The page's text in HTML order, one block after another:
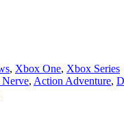
, Xbox One, Xbox Series
, Action Adventure,